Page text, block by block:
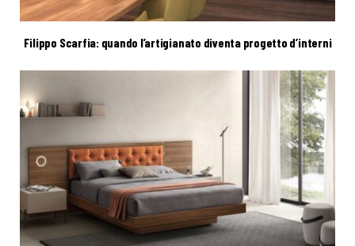
Filippo Scarfia: quando l’artigianato diventa progetto d’interni